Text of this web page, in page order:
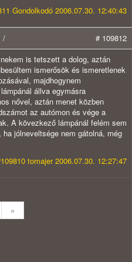
Gondolkodó 2006.07.30. 12:40:43
/
# 109812
is tetszett a dolog, aztán
ismerősök és ismeretlenek
majdhogynem
állva egymásra
nővel, aztán menet közben
az autómon és vége a
A kövezkező lámpánál felém sem
jólneveltsége nem gátolná, még
tomajer 2006.07.30. 12:27:47
»